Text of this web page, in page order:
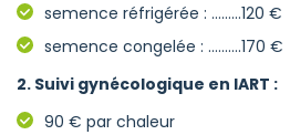
semence réfrigérée : ………120 €
semence congelée : ……….170 €
2. Suivi gynécologique en IART :
90 € par chaleur